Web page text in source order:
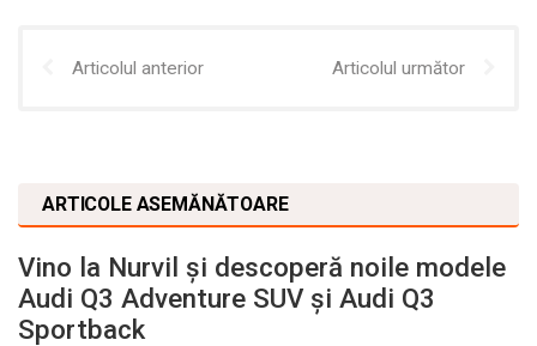
Articolul anterior Articolul următor
ARTICOLE ASEMĂNĂTOARE
Vino la Nurvil și descoperă noile modele
Audi Q3 Adventure SUV și Audi Q3
Sportback